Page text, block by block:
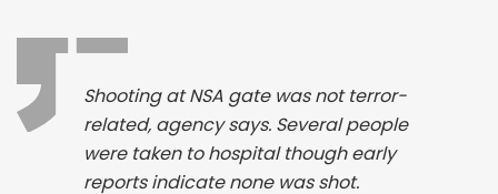
Shooting at NSA gate was not terror-
related, agency says. Several people
were taken to hospital though early
reports indicate none was shot.